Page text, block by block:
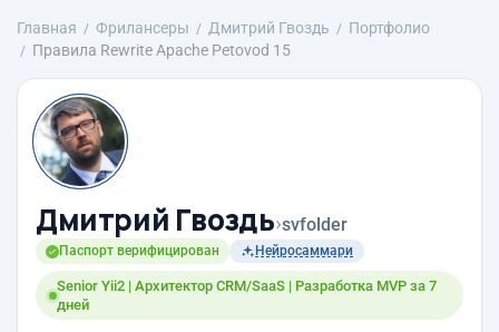
Главная Фрилансеры Дмитрий Гвоздь
Портфолио
Правила Rewrite Apache Petovod 15
Дмитрий Гвоздь›svfolder
Паспорт верифицирован Нейросаммари
Senior Yii2 | Архитектор CRM/SaaS | Разработка MVP за 7
дней